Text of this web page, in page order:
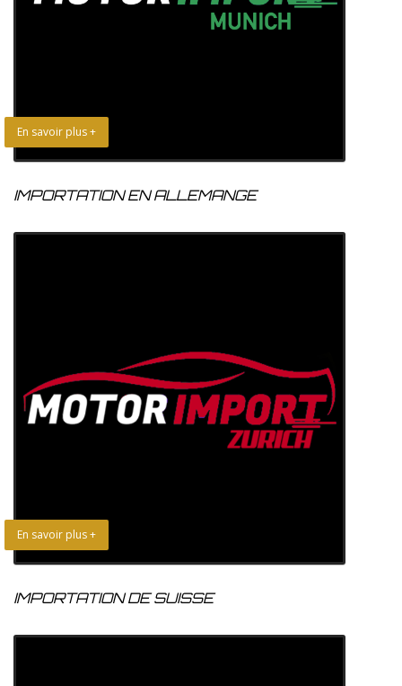
En savoir plus +
IMPORTATION EN ALLEMANGE
En savoir plus +
IMPORTATION DE SUISSE